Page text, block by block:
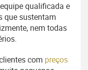
qualificada e
que sustentam
nem todas
com preços